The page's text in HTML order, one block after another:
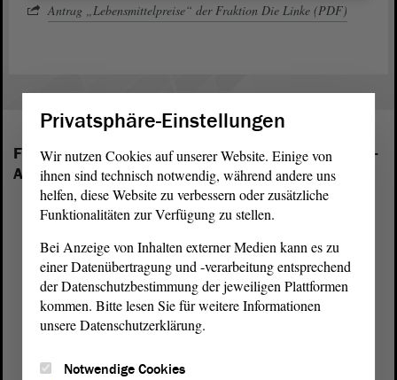
Antrag „Lebensmittelpreise“ der Fraktion Die Linke (PDF)
Folgende Fraktionen sind im Landtag von Sachsen-
Anhalt vertreten:
Privatsphäre-Einstellungen
Wir nutzen Cookies auf unserer Website. Einige von
ihnen sind technisch notwendig, während andere uns
helfen, diese Website zu verbessern oder zusätzliche
Funktionalitäten zur Verfügung zu stellen.
Bei Anzeige von Inhalten externer Medien kann es zu
einer Datenübertragung und -verarbeitung entsprechend
der Datenschutzbestimmung der jeweiligen Plattformen
kommen. Bitte lesen Sie für weitere Informationen
unsere Datenschutzerklärung.
Notwendige Cookies